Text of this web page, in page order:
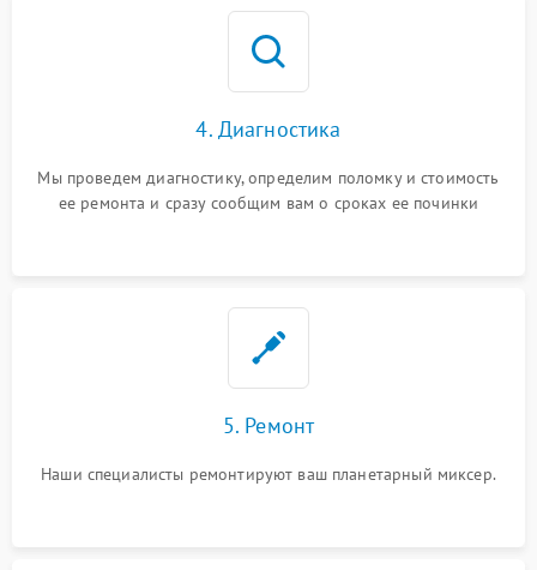
4. Диагностика
Мы проведем диагностику, определим поломку и стоимость
ее ремонта и сразу сообщим вам о сроках ее починки
5. Ремонт
Наши специалисты ремонтируют ваш планетарный миксер.